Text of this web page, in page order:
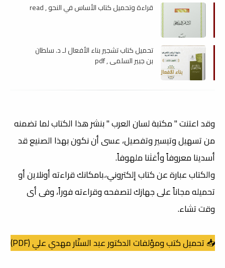
قراءة وتحميل كتاب الأساس في النحو , read
تحميل كتاب تشجير بناء الأفعال لـ د. سلطان
بن جبير السلمى , pdf
وقد اعتنت " مكتبة لسان العرب " بنشر هذا الكتاب لما تضمنه
من تسهيل وتيسير وتفصيل، عسى أن نكون بهذا الصنيع قد
أسدينا معروفاً وأغثنا ملهوفاً.
والكتاب عبارة عن كتاب إلكتروني،.بامكانك قراءته أونلاين أو
تحميله مجاناً على جهازك لتصفحه وقراءته فوراً، وفى أى
وقت تشاء.
📥 تحميل كتب ومؤلفات الدكتور عبد الستّار مهدي علي (PDF)